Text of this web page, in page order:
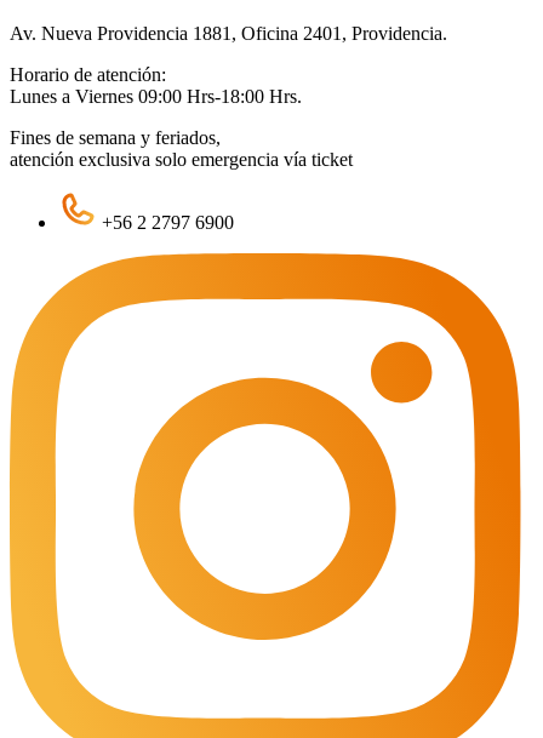
Av. Nueva Providencia 1881, Oficina 2401, Providencia.
Horario de atención:
Lunes a Viernes 09:00 Hrs-18:00 Hrs.
Fines de semana y feriados,
atención exclusiva solo emergencia vía ticket
+56 2 2797 6900